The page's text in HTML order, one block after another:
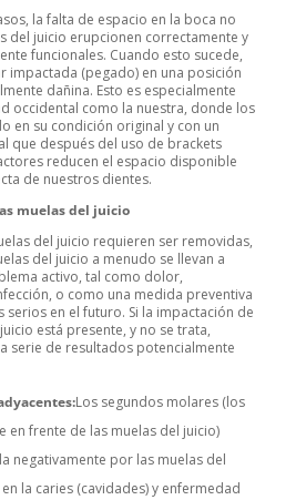
la falta de espacio en la boca no
del juicio erupcionen correctamente y
funcionales. Cuando esto sucede,
impactada (pegado) en una posición
dañina. Esto es especialmente
occidental como la nuestra, donde los
en su condición original y con un
que después del uso de brackets
reducen el espacio disponible
de nuestros dientes.
muelas del juicio
del juicio requieren ser removidas,
del juicio a menudo se llevan a
activo, tal como dolor,
o como una medida preventiva
en el futuro. Si la impactación de
está presente, y no se trata,
serie de resultados potencialmente
Los segundos molares (los
en frente de las muelas del juicio)
negativamente por las muelas del
la caries (cavidades) y enfermedad